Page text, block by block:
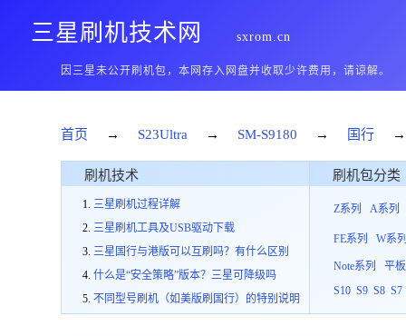
三星刷机技术网 sxrom.cn
因三星未公开刷机包，本网存入网盘并收取少许费用，请谅解。
首页 → S23Ultra → SM-S9180 → 国行 →
刷机技术
三星刷机过程详解
三星刷机工具及USB驱动下载
三星国行与港版可以互刷吗？有什么区别
什么是“安全策略”版本？三星可降级吗
不同型号刷机（如美版刷国行）的特别说明
刷机包分类
Z系列 A系列
FE系列 W系列
Note系列
平板
S10 S9 S8 S7